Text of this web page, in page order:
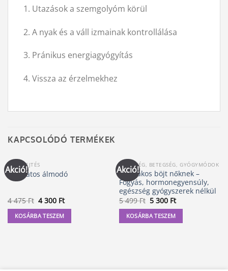
1. Utazások a szemgolyóm körül
2. A nyak és a váll izmainak kontrollálása
3. Pránikus energiagyógyítás
4. Vissza az érzelmekhez
KAPCSOLÓDÓ TERMÉKEK
Akció!
ÁLOMFEJTÉS
A tudatos álmodó
4 475Ft Original
price
was:
4
475 Ft.
4 300 FtCurrent
price
is:
4
300 Ft.
KOSÁRBA TESZEM
Akció!
EGÉSZSÉG, BETEGSÉG, GYÓGYMÓDOK
Időszakos böjt nőknek –
Fogyás, hormonegyensúly,
egészség gyógyszerek nélkül
5 499Ft Original
price
was:
5
499 Ft.
5 300 FtCurrent
price
is:
5
300 Ft.
KOSÁRBA TESZEM